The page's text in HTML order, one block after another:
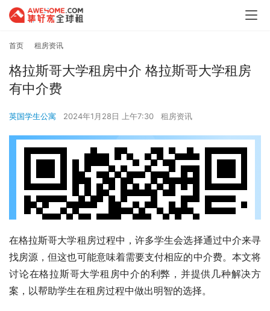
首页 租房资讯
格拉斯哥大学租房中介 格拉斯哥大学租房
有中介费
英国学生公寓 2024年1月28日 上午7:30 租房资讯
在格拉斯哥大学租房过程中，许多学生会选择通过中介来寻
找房源，但这也可能意味着需要支付相应的中介费。本文将
讨论在格拉斯哥大学租房中介的利弊，并提供几种解决方
案，以帮助学生在租房过程中做出明智的选择。